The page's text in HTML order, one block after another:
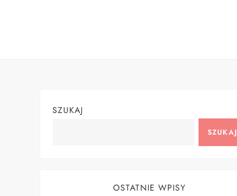
SZUKAJ
SZUKAJ
OSTATNIE WPISY